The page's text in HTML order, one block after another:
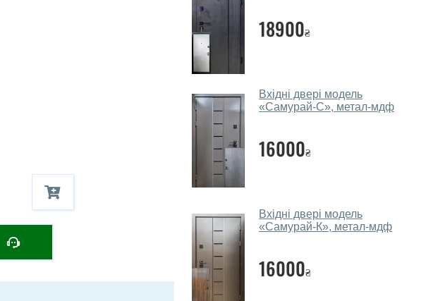
18900₴
Вхідні двері модель
«Самурай-С», метал-мдф
16000₴
Вхідні двері модель
«Самурай-К», метал-мдф
16000₴